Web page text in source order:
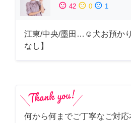
sentiment_satisfied 42 sentiment_neutral 0 sentiment_dissatisfied 1
江東/中央/墨田…☺︎犬お預か
なし】
何から何までご丁寧なご対